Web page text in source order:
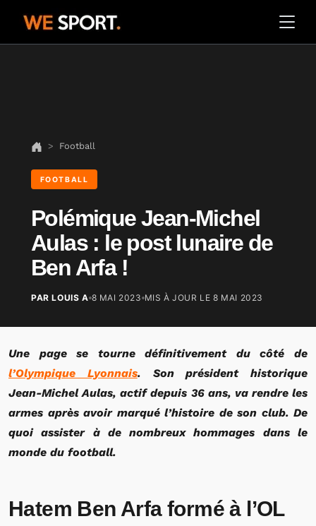
Football
FOOTBALL
Polémique Jean-Michel
Aulas : le post lunaire de
Ben Arfa !
PAR LOUIS A 8 MAI 2023 MIS À JOUR LE8 MAI 2023
Une page se tourne définitivement du côté de
l’Olympique Lyonnais. Son président historique
Jean-Michel Aulas, actif depuis 36 ans, va rendre les
armes après avoir marqué l’histoire de son club. De
quoi assister à de nombreux hommages dans le
monde du football.
Hatem Ben Arfa formé à l’OL